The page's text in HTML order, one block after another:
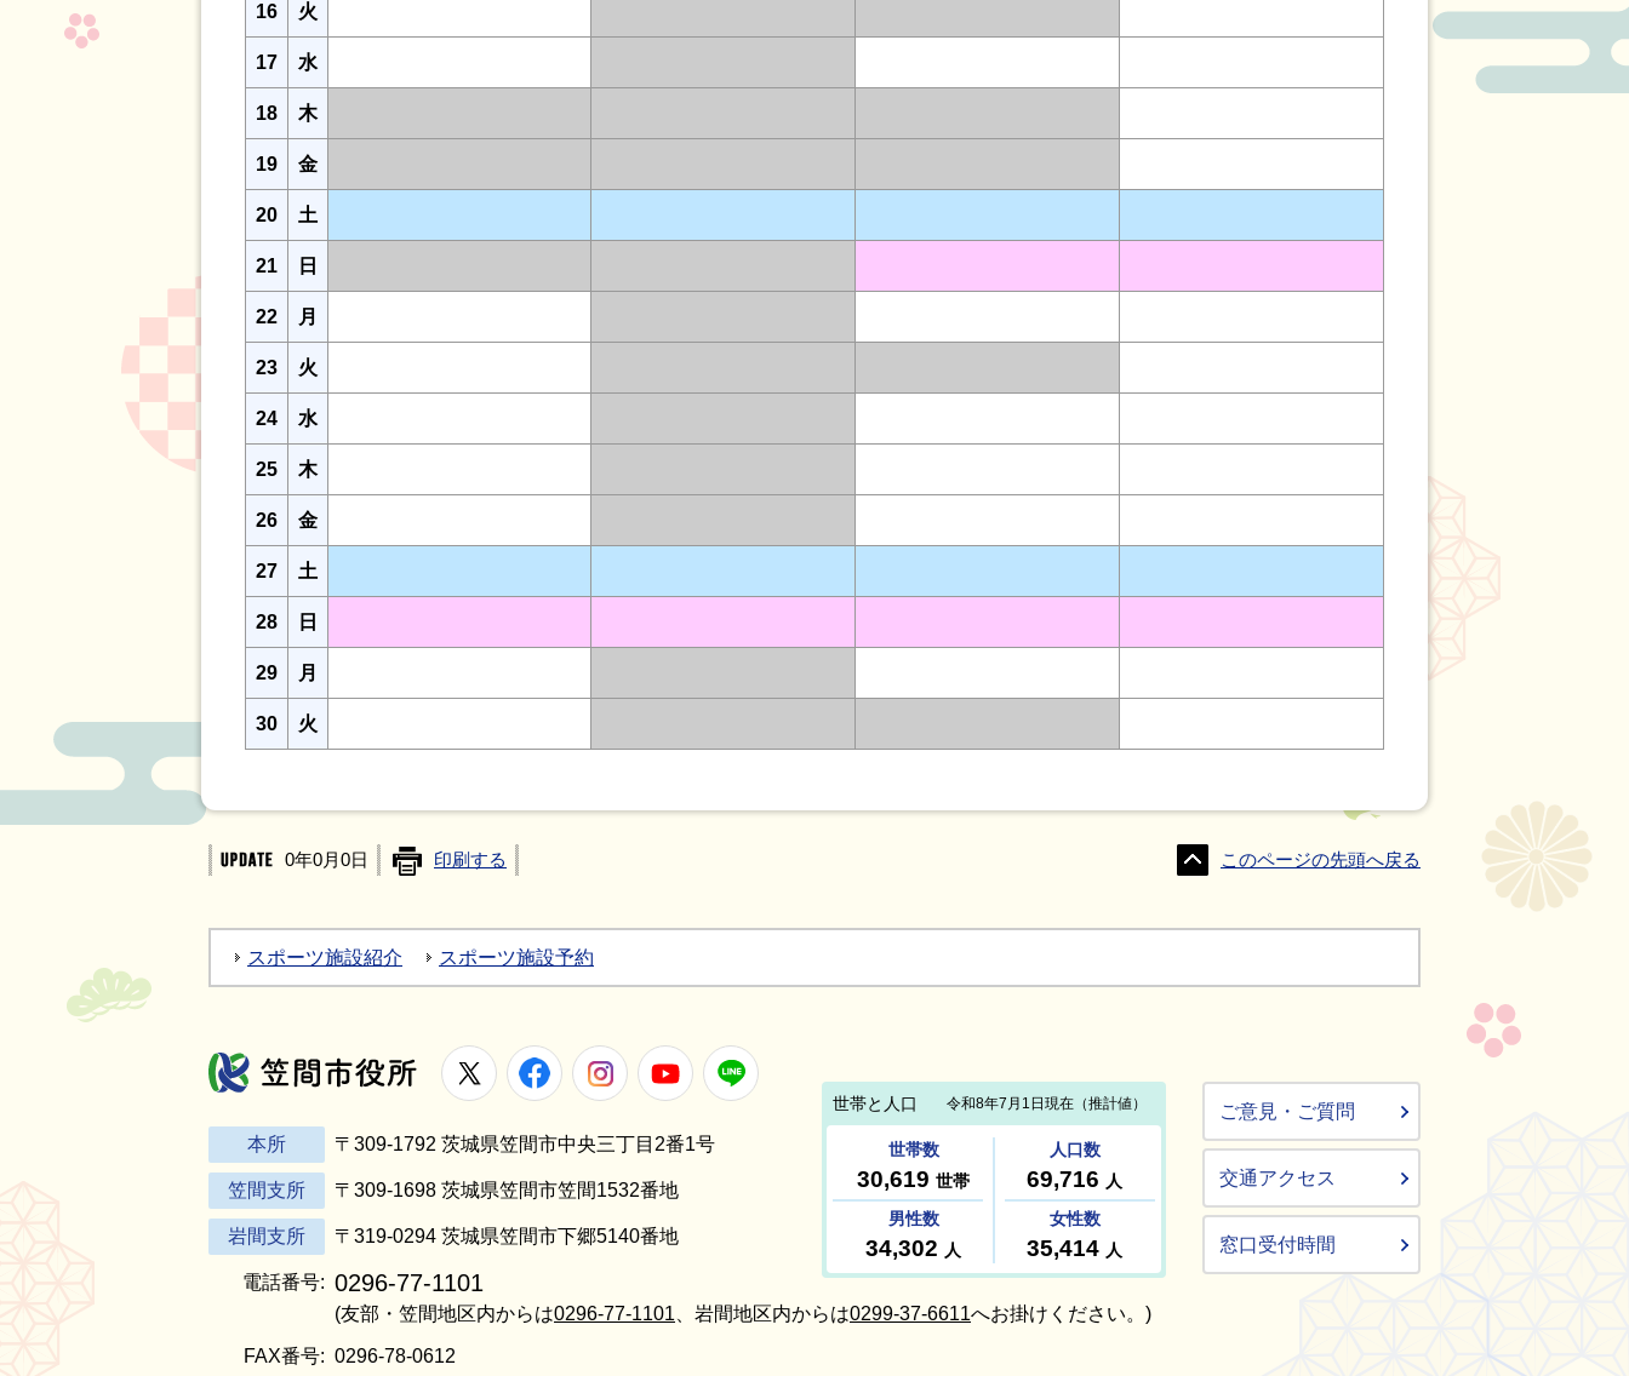
16 火
17 水
18 木
19 金
20 土
21 日
22 月
23 火
24 水
25 木
26 金
27 土
28 日
29 月
30 火
0年0月0日 印刷する このページの先頭へ戻る
スポーツ施設紹介 スポーツ施設予約
笠間市役所
X FacebookInstagramYoutube
本所 〒309-1792 茨城県笠間市中央三丁目2番1号
笠間支所 〒309-1698 茨城県笠間市笠間1532番地
岩間支所 〒319-0294 茨城県笠間市下郷5140番地
電話番号: 0296-77-1101
(友部・笠間地区内からは0296-77-1101 、岩間地区内からは0299-37-6611へお掛けください。)
FAX番号: 0296-78-0612
ご意見・ご質問
交通アクセス
窓口受付時間